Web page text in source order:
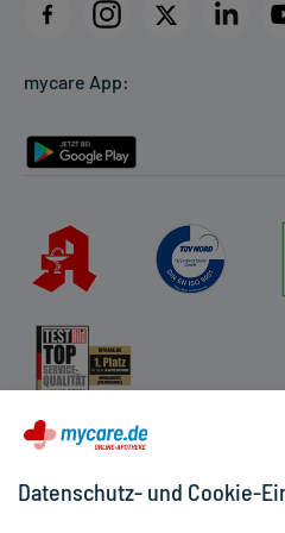
Datenschutz
Rückgabe/Widerruf
mycare App:
Datenschutz- und Cookie-